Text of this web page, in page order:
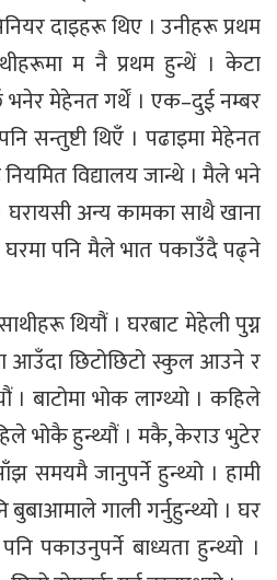
दाइहरू थिए । उनीहरू प्रथम
म नै प्रथम हुन्थें । केटा
भनेर मेहेनत गर्थें । एक–दुई नम्बर
सन्तुष्टी थिएँ । पढाइमा मेहेनत
नियमित विद्यालय जान्थे । मैले भने
घरायसी अन्य कामका साथै खाना
घरमा पनि मैले भात पकाउँदै पढ्ने
थियौं । घरबाट मेहेली पुग्न
आउँदा छिटोछिटो स्कुल आउने र
। बाटोमा भोक लाग्थ्यो । कहिले
भोकै हुन्थ्यौं । मकै, केराउ भुटेर
समयमै जानुपर्ने हुन्थ्यो । हामी
बुबाआमाले गाली गर्नुहुन्थ्यो । घर
पकाउनुपर्ने बाध्यता हुन्थ्यो ।